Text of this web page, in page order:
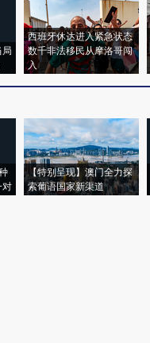
西班牙休达进入紧急状态
数千非法移民从摩洛哥闯
入
对
【特别呈现】澳门全力探
索葡语国家新渠道